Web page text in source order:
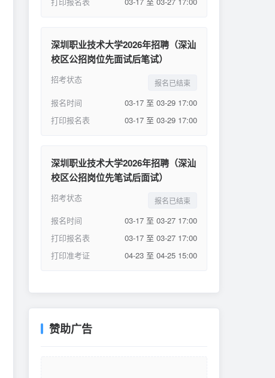
深圳职业技术大学2026年招聘（深汕
校区公招岗位先面试后笔试）
招考状态 报名已结束
报名时间
03-17 至 03-29 17:00
打印报名表
03-17 至 03-29 17:00
深圳职业技术大学2026年招聘（深汕
校区公招岗位先笔试后面试）
招考状态 报名已结束
报名时间
03-17 至 03-27 17:00
打印报名表
03-17 至 03-27 17:00
打印准考证
04-23 至 04-25 15:00
赞助广告